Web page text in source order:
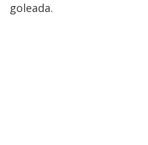
goleada.